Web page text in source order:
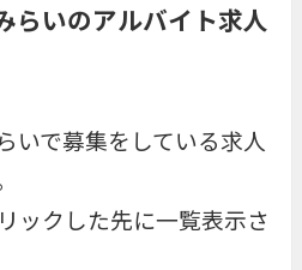
らいのアルバイト求人
いで募集をしている求人
ックした先に一覧表示さ